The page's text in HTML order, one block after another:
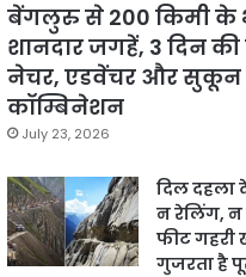
बेंगलुरु से 200 किमी के
शानदार जगहें, 3 दिन की
नेचर, एडवेंचर और सुकून
कॉम्बिनेशन
July 23, 2026
दिल दहला
न रेलिंग, न
फीट गहरी
गुजरता है